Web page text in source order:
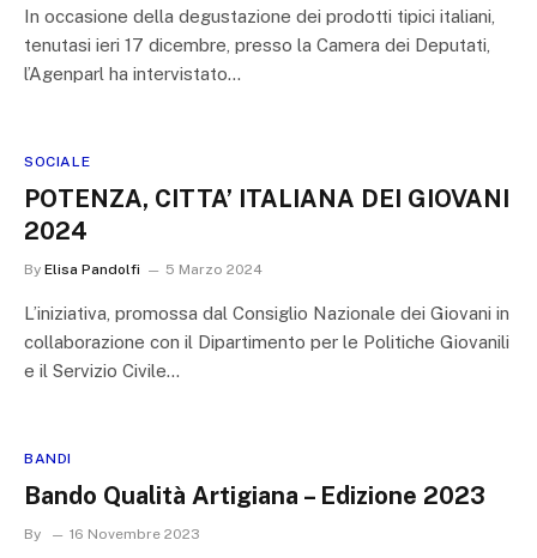
In occasione della degustazione dei prodotti tipici italiani,
tenutasi ieri 17 dicembre, presso la Camera dei Deputati,
l’Agenparl ha intervistato…
SOCIALE
POTENZA, CITTA’ ITALIANA DEI GIOVANI
2024
By Elisa Pandolfi 5 Marzo 2024
L’iniziativa, promossa dal Consiglio Nazionale dei Giovani in
collaborazione con il Dipartimento per le Politiche Giovanili
e il Servizio Civile…
BANDI
Bando Qualità Artigiana – Edizione 2023
By 16 Novembre 2023